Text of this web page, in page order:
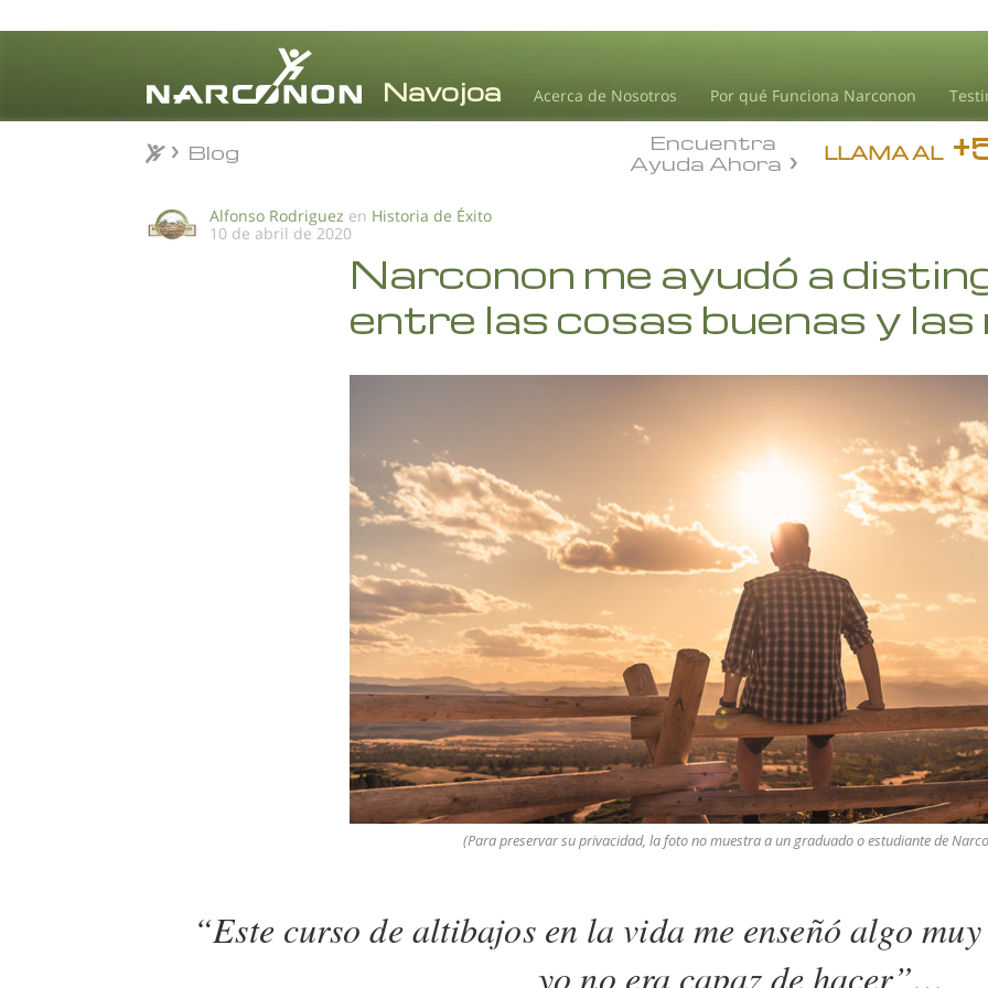
Acerca de Nosotros Por qué Funciona Narconon
LLAMA AL
Encuentra
Ayuda Ahora
Blog
Alfonso Rodriguez en Historia de Éxito
10 de abril de 2020
Narconon me ayudó a
entre las cosas buenas y las
(Para preservar su privacidad, la foto no muestra a un graduado o estudiante de
“Este curso de altibajos en la vida me enseñó algo
yo no era capaz de hacer”…
Blog